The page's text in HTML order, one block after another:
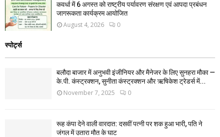
कवर्धा में 6 अगस्त को राष्ट्रीय पर्यावरण संरक्षण एवं आपदा प्रबंधन
जागरूकता कार्यक्रम आयोजित
August 4, 2026 0
स्पोर्ट्स
बलौदा बाजार में अनुभवी इंजीनियर और मैनेजर के लिए सुनहरा मौका —
के.पी. कंस्ट्रक्शन, सुनीता कंस्ट्रक्शन और ऋषिकेश ट्रेडर्स में...
November 7, 2025 0
रूह कंपा देने वाली वारदात: दसवीं पत्नी पर शक हुआ भारी, पति ने
जंगल में उतारा मौत के घाट